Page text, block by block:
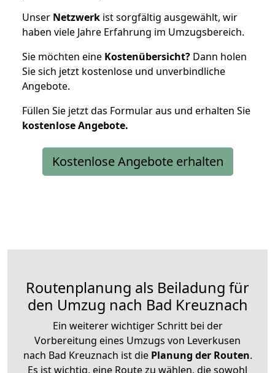
Unser Netzwerk ist sorgfältig ausgewählt, wir
haben viele Jahre Erfahrung im Umzugsbereich.
Sie möchten eine Kostenübersicht? Dann holen
Sie sich jetzt kostenlose und unverbindliche
Angebote.
Füllen Sie jetzt das Formular aus und erhalten Sie
kostenloseAngebote.
Kostenlose Angebote erhalten
Routenplanung als Beiladung für
den Umzug nach Bad Kreuznach
Ein weiterer wichtiger Schritt bei der
Vorbereitung eines Umzugs von Leverkusen
nach Bad Kreuznach ist diePlanung der Routen.
Es ist wichtig, eine Route zu wählen, die sowohl